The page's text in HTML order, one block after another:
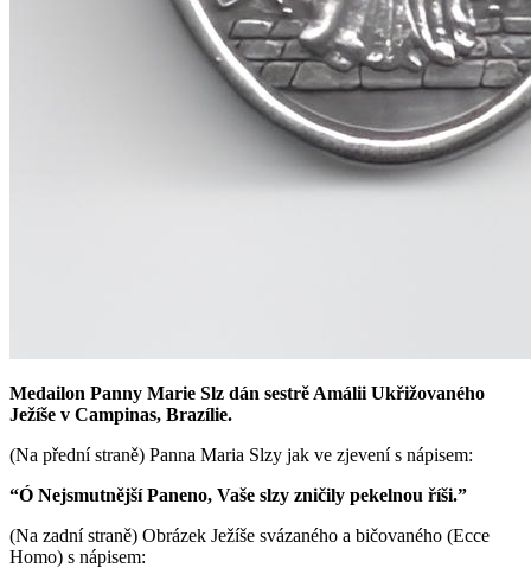
Medailon Panny Marie Slz dán sestrě Amálii Ukřižovaného
Ježíše v Campinas, Brazílie.
(Na přední straně) Panna Maria Slzy jak ve zjevení s nápisem:
“Ó Nejsmutnější Paneno, Vaše slzy zničily pekelnou říši.”
(Na zadní straně) Obrázek Ježíše svázaného a bičovaného (Ecce
Homo) s nápisem: